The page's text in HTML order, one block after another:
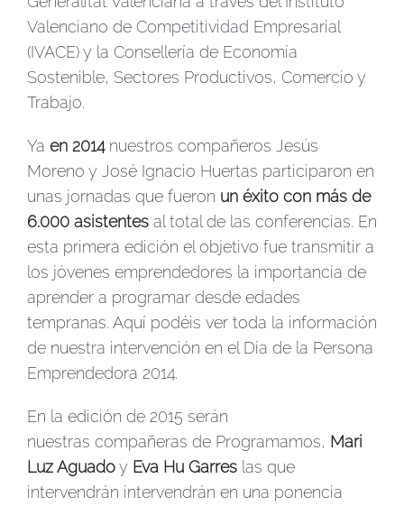
Valenciano de Competitividad Empresarial
(IVACE) y la Consellería de Economía
Sostenible, Sectores Productivos, Comercio y
Trabajo.
Ya en 2014nuestros compañeros Jesús
Moreno y José Ignacio Huertas participaron en
unas jornadas que fueron un éxito con más de
6.000 asistentes al total de las conferencias. En
esta primera edición el objetivo fue transmitir a
los jóvenes emprendedores la importancia de
aprender a programar desde edades
tempranas. Aquí podéis ver toda la información
de nuestra intervención en el Día de la Persona
Emprendedora 2014.
En la edición de 2015 serán
nuestras compañeras de Programamos, Mari
Luz Aguadoy Eva Hu Garres las que
intervendrán intervendrán en una ponencia